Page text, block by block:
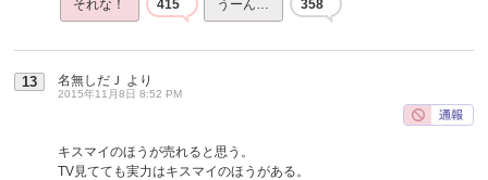
それな！ 415 うーん… 358
13 名無しだＪ より
2015年11月8日 8:52 PM
キスマイのほうが売れると思う。
TV見てても実力はキスマイのほうがある。